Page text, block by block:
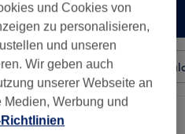
Preis Besonderheiten
am Rhein, Rheinland-
und Cookies von
zu personalisieren,
und unseren
Wir geben auch
unserer Webseite an
Werbung und